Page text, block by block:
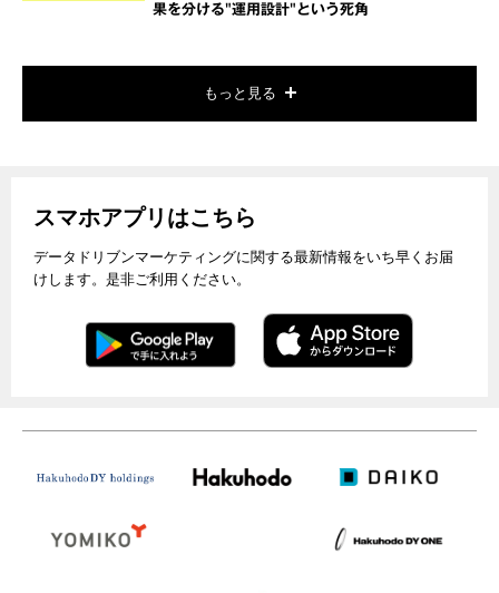
果を分ける"運用設計"という死角
もっと見る
スマホアプリはこちら
データドリブンマーケティングに関する最新情報をいち早くお届
けします。是非ご利用ください。